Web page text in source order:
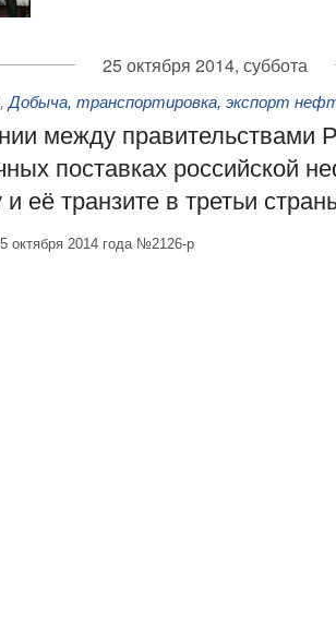
25 октября 2014, суббота
, Добыча, транспортировка, экспорт
между правительствами
поставках российской
её транзите в третьи
октября 2014 года №2126-р